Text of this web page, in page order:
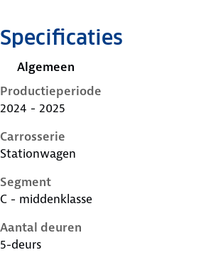
Specificaties
Algemeen
Productieperiode
2024 - 2025
Carrosserie
Stationwagen
Segment
C - middenklasse
Aantal deuren
5-deurs